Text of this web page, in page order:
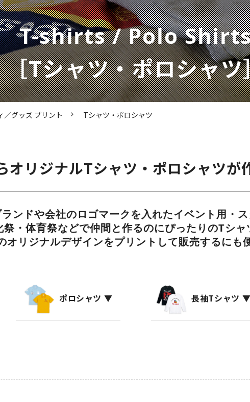
T-shirts / Polo
［Tシャツ・ポロシャツ
／グッズ プリント Tシャツ・ポロシャツ
オリジナルTシャツ・ポロシャツが
ンドや会社のロゴマークを入れたイベント用・
祭・体育祭などで仲間と作るのにぴったりのTシ
オリジナルデザインをプリントして販売するにも
ポロシャツ ▼ 長袖Tシャツ